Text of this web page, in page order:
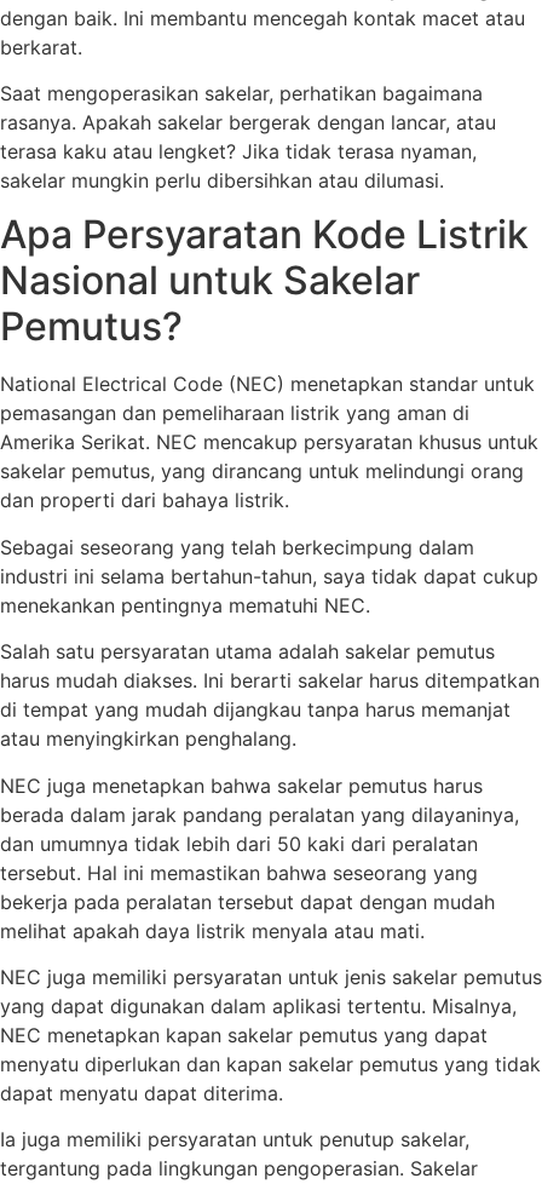
dengan baik. Ini membantu mencegah kontak macet atau
berkarat.
Saat mengoperasikan sakelar, perhatikan bagaimana
rasanya. Apakah sakelar bergerak dengan lancar, atau
terasa kaku atau lengket? Jika tidak terasa nyaman,
sakelar mungkin perlu dibersihkan atau dilumasi.
Apa Persyaratan Kode Listrik
Nasional untuk Sakelar
Pemutus?
National Electrical Code (NEC) menetapkan standar untuk
pemasangan dan pemeliharaan listrik yang aman di
Amerika Serikat. NEC mencakup persyaratan khusus untuk
sakelar pemutus, yang dirancang untuk melindungi orang
dan properti dari bahaya listrik.
Sebagai seseorang yang telah berkecimpung dalam
industri ini selama bertahun-tahun, saya tidak dapat cukup
menekankan pentingnya mematuhi NEC.
Salah satu persyaratan utama adalah sakelar pemutus
harus mudah diakses. Ini berarti sakelar harus ditempatkan
di tempat yang mudah dijangkau tanpa harus memanjat
atau menyingkirkan penghalang.
NEC juga menetapkan bahwa sakelar pemutus harus
berada dalam jarak pandang peralatan yang dilayaninya,
dan umumnya tidak lebih dari 50 kaki dari peralatan
tersebut. Hal ini memastikan bahwa seseorang yang
bekerja pada peralatan tersebut dapat dengan mudah
melihat apakah daya listrik menyala atau mati.
NEC juga memiliki persyaratan untuk jenis sakelar pemutus
yang dapat digunakan dalam aplikasi tertentu. Misalnya,
NEC menetapkan kapan sakelar pemutus yang dapat
menyatu diperlukan dan kapan sakelar pemutus yang tidak
dapat menyatu dapat diterima.
Ia juga memiliki persyaratan untuk penutup sakelar,
tergantung pada lingkungan pengoperasian. Sakelar